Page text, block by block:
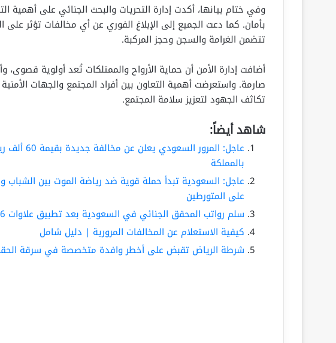
وفي ختام بيانها، أكدت إدارة التحريات والبحث الجنائي على أهمية
بأمان. كما دعت الجميع إلى الإبلاغ الفوري عن أي مخالفات تؤثر
تتضمن الغرامة والسجن وحجز المركبة.
أضافت إدارة الأمن أن حماية الأرواح والممتلكات تُعد أولوية قصوى،
صارمة. واستعرضت أهمية التعاون بين أفراد المجتمع والجهات
تكاثف الجهود لتعزيز سلامة المجتمع.
شاهد أيضاً:
عاجل:
بالمملكة
عاجل: السعودية تبدأ حملة قوية ضد رياضة الموت بين الشباب
على المتورطين
سلم رواتب المحقق الجنائي في السعودية بعد تطبيق علاوات 2026
كيفية الاستعلام عن المخالفات المرورية | دليل شامل
شرطة الرياض تقبض على أخطر وافدة متخصصة في سرقة